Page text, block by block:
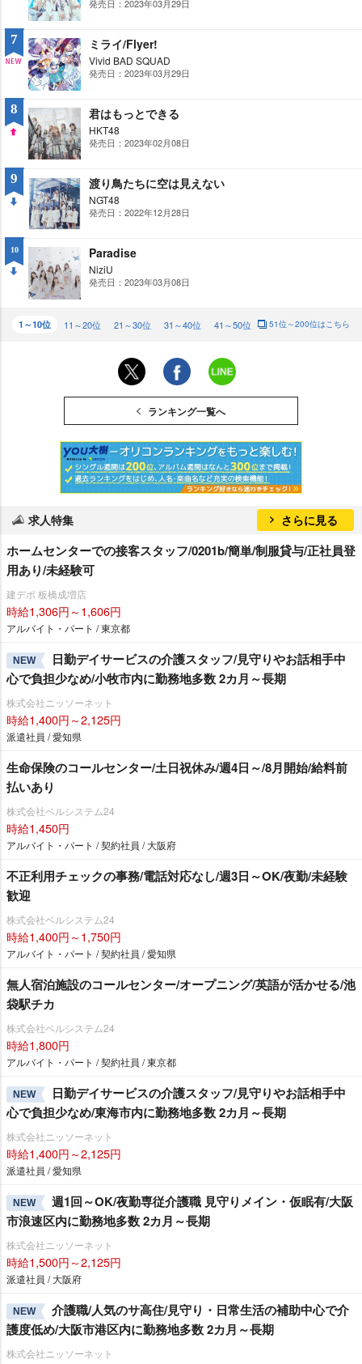
W
発売日：2023年03月29日
7
W
ミライ/Flyer!
Vivid BAD SQUAD
発売日：2023年03月29日
8 君はもっとできる
HKT48
発売日：2023年02月08日
9
WN
渡り鳥たちに空は見えない
NGT48
発売日：2022年12月28日
10 Paradise
NiziU
発売日：2023年03月08日
1～10位 11～20位 21～30位 31～40位 41～50位 51位～200位はこちら
ランキング一覧へ
求人特集 さらに見る
ホームセンターでの接客スタッフ/0201b/簡単/制服貸与/正社員登
用あり/未経験可
建デポ 板橋成増店
時給1,306円～1,606円
アルバイト・パート / 東京都
NEW
日勤デイサービスの介護スタッフ/見守りやお話相手中
心で負担少なめ/小牧市内に勤務地多数 2カ月～長期
株式会社ニッソーネット
時給1,400円～2,125円
派遣社員 / 愛知県
生命保険のコールセンター/土日祝休み/週4日～/8月開始/給料前
払いあり
株式会社ベルシステム24
時給1,450円
アルバイト・パート / 契約社員 / 大阪府
不正利用チェックの事務/電話対応なし/週3日～OK/夜勤/未経験
歓迎
株式会社ベルシステム24
時給1,400円～1,750円
アルバイト・パート / 契約社員 / 愛知県
無人宿泊施設のコールセンター/オープニング/英語が活かせる/池
袋駅チカ
株式会社ベルシステム24
時給1,800円
アルバイト・パート / 契約社員 / 東京都
NEW
日勤デイサービスの介護スタッフ/見守りやお話相手中
心で負担少なめ/東海市内に勤務地多数 2カ月～長期
株式会社ニッソーネット
時給1,400円～2,125円
派遣社員 / 愛知県
NEW
週1回～OK/夜勤専従介護職 見守りメイン・仮眠有/大阪
市浪速区内に勤務地多数 2カ月～長期
株式会社ニッソーネット
時給1,500円～2,125円
派遣社員 / 大阪府
NEW
介護職/人気のサ高住/見守り・日常生活の補助中心で介
護度低め/大阪市港区内に勤務地多数 2カ月～長期
株式会社ニッソーネット